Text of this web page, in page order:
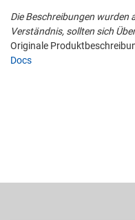
Die Beschreibungen
Verständnis, sollten sich
Originale
Docs